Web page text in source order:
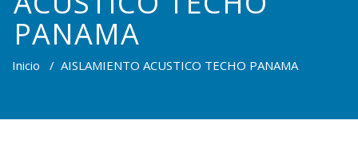
PANAMA
Inicio / AISLAMIENTO ACUSTICO TECHO PANAMA